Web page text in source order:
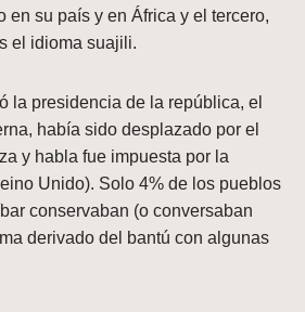
en su país y en África y el tercero,
el idioma suajili.
la presidencia de la república, el
había sido desplazado por el
y habla fue impuesta por la
Unido). Solo 4% de los pueblos
conservaban (o conversaban
derivado del bantú con algunas